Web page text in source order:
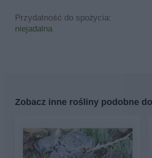
Przydatność do spożycia:
niejadalna
Zobacz inne rośliny podobne